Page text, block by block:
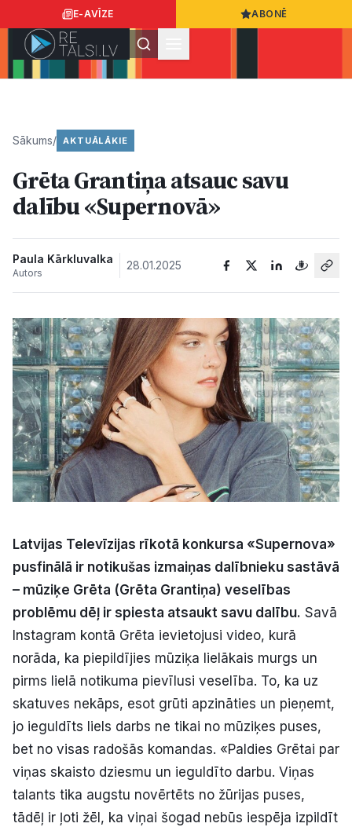
E-AVĪZE ABONĒ
Ziņas
Dzīvesstils
Sports
Kultūra
Bizness
Video
Pasākumi
Reklāma
Politiskā reklāma
Kontakti
Sākums/ AKTUĀLĀKIE
Grēta Grantiņa atsauc savu
dalību «Supernovā»
Paula Kārkluvalka
Autors
28.01.2025
Latvijas Televīzijas rīkotā konkursa «Supernova»
pusfinālā ir notikušas izmaiņas dalībnieku sastāvā
– mūziķe Grēta (Grēta Grantiņa) veselības
problēmu dēļ ir spiesta atsaukt savu dalību. Savā
Instagram kontā Grēta ievietojusi video, kurā
norāda, ka piepildījies mūziķa lielākais murgs un
pirms lielā notikuma pievīlusi veselība. To, ka uz
skatuves nekāps, esot grūti apzināties un pieņemt,
jo ieguldīts liels darbs ne tikai no mūziķes puses,
bet no visas radošās komandas. «Paldies Grētai par
viņas skaisto dziesmu un ieguldīto darbu. Viņas
talants tika augstu novērtēts no žūrijas puses,
tādēļ ir ļoti žēl, ka viņai šogad nebūs iespēja izpildīt